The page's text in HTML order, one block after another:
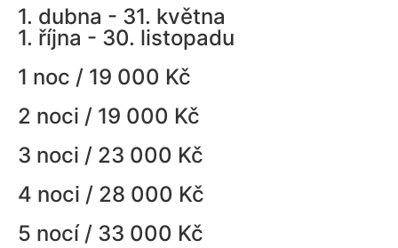
1. dubna - 31. května
1. října - 30. listopadu
1 noc / 19 000 Kč
2 noci / 19 000 Kč
3 noci / 23 000 Kč
4 noci / 28 000 Kč
5 nocí / 33 000 Kč